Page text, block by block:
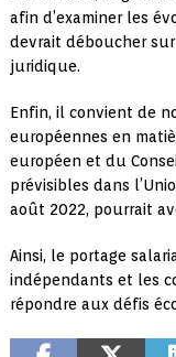
afin d’examiner les
devrait déboucher
juridique.
Enfin, il convient de
européennes en
européen et du
prévisibles dans
août 2022, pourrait
Ainsi, le portage
indépendants et les
répondre aux défis